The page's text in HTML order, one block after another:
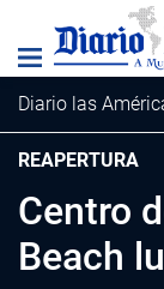
Diario las
REAPERTURA
Centro
Beach